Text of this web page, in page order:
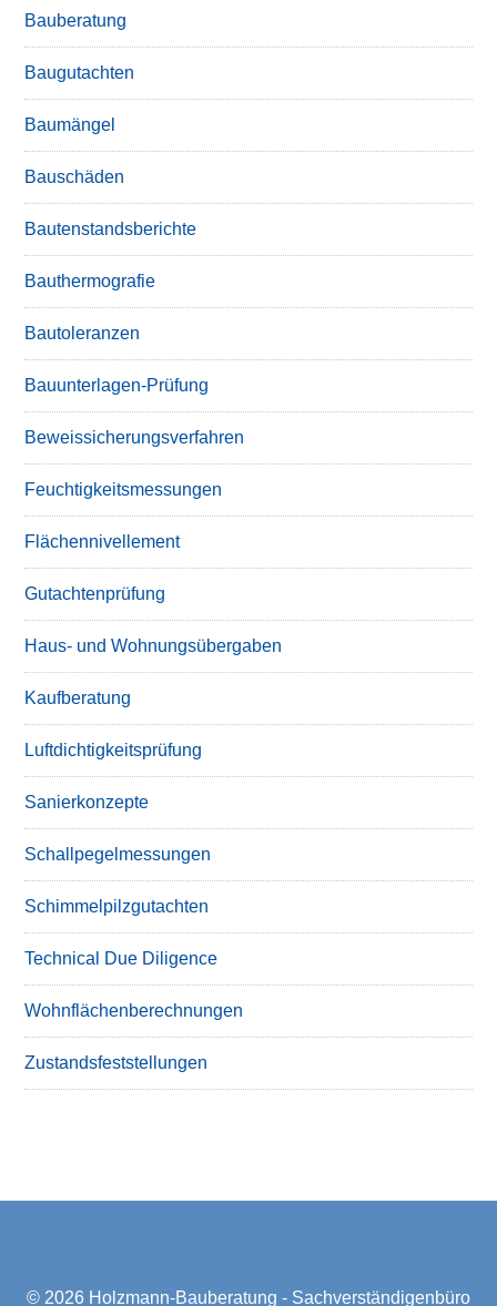
Bauberatung
Baugutachten
Baumängel
Bauschäden
Bautenstandsberichte
Bauthermografie
Bautoleranzen
Bauunterlagen-Prüfung
Beweissicherungsverfahren
Feuchtigkeitsmessungen
Flächennivellement
Gutachtenprüfung
Haus- und Wohnungsübergaben
Kaufberatung
Luftdichtigkeitsprüfung
Sanierkonzepte
Schallpegelmessungen
Schimmelpilzgutachten
Technical Due Diligence
Wohnflächenberechnungen
Zustandsfeststellungen
© 2026 Holzmann-Bauberatung - Sachverständigenbüro